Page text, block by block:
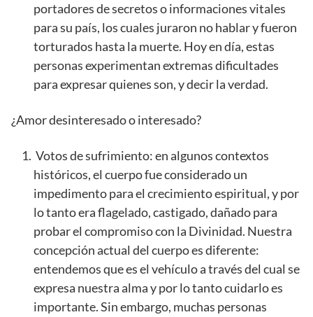
portadores de secretos o informaciones vitales
para su país, los cuales juraron no hablar y fueron
torturados hasta la muerte. Hoy en día, estas
personas experimentan extremas dificultades
para expresar quienes son, y decir la verdad.
¿Amor desinteresado o interesado?
Votos de sufrimiento: en algunos contextos
históricos, el cuerpo fue considerado un
impedimento para el crecimiento espiritual, y por
lo tanto era flagelado, castigado, dañado para
probar el compromiso con la Divinidad. Nuestra
concepción actual del cuerpo es diferente:
entendemos que es el vehículo a través del cual se
expresa nuestra alma y por lo tanto cuidarlo es
importante. Sin embargo, muchas personas